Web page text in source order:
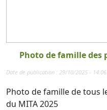
Photo de famille des
Date de publication : 29/10/2025 -
Photo de famille de tous
du MITA 2025